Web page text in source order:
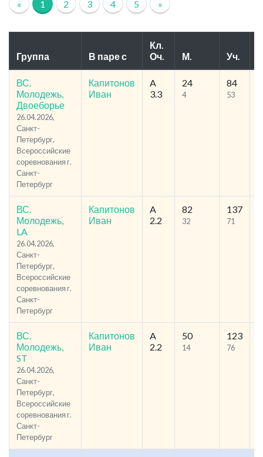
« 1 2 3 4 5 »
Группа В паре с
Кл.
Оч.
М. Уч.
ВС.
Молодежь,
Двоеборье
26.04.2026,
Санкт-
Петербург,
Всероссийские
соревнования г.
Санкт-
Петербург
Капитонов
Иван
A
3.3
24
4
84
53
ВС.
Молодежь,
LA
26.04.2026,
Санкт-
Петербург,
Всероссийские
соревнования г.
Санкт-
Петербург
Капитонов
Иван
A
2.2
82
32
137
71
ВС.
Молодежь,
ST
26.04.2026,
Санкт-
Петербург,
Всероссийские
соревнования г.
Санкт-
Петербург
Капитонов
Иван
A
2.2
50
14
123
76